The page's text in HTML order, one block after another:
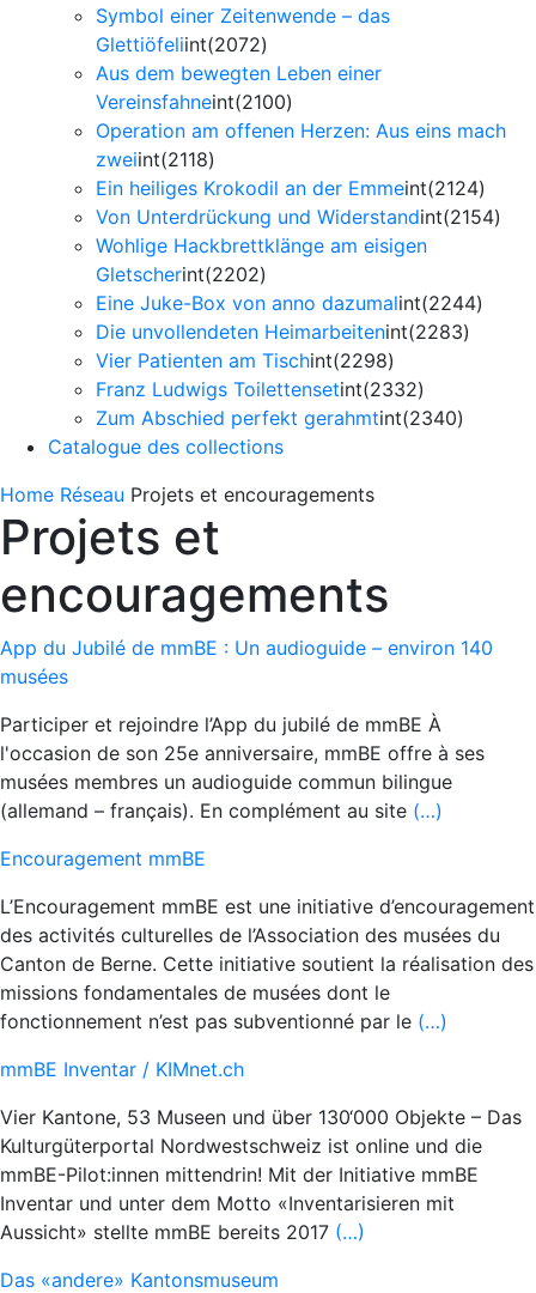
Symbol einer Zeitenwende – das
Glettiöfeliint(2072)
Aus dem bewegten Leben einer
Vereinsfahneint(2100)
Operation am offenen Herzen: Aus eins mach
zweiint(2118)
Ein heiliges Krokodil an der Emmeint(2124)
Von Unterdrückung und Widerstandint(2154)
Wohlige Hackbrettklänge am eisigen
Gletscherint(2202)
Eine Juke-Box von anno dazumalint(2244)
Die unvollendeten Heimarbeitenint(2283)
Vier Patienten am Tischint(2298)
Franz Ludwigs Toilettensetint(2332)
Zum Abschied perfekt gerahmtint(2340)
Catalogue des collections
Home Réseau Projets et encouragements
Projets et
encouragements
App du Jubilé de mmBE : Un audioguide – environ 140
musées
Participer et rejoindre l’App du jubilé de mmBE À
l'occasion de son 25e anniversaire, mmBE offre à ses
musées membres un audioguide commun bilingue
(allemand – français). En complément au site (…)
Encouragement mmBE
L’Encouragement mmBE est une initiative d’encouragement
des activités culturelles de l’Association des musées du
Canton de Berne. Cette initiative soutient la réalisation des
missions fondamentales de musées dont le
fonctionnement n’est pas subventionné par le (…)
mmBE Inventar / KIMnet.ch
Vier Kantone, 53 Museen und über 130‘000 Objekte – Das
Kulturgüterportal Nordwestschweiz ist online und die
mmBE-Pilot:innen mittendrin! Mit der Initiative mmBE
Inventar und unter dem Motto «Inventarisieren mit
Aussicht» stellte mmBE bereits 2017 (…)
Das «andere» Kantonsmuseum